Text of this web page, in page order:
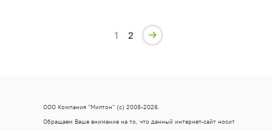
1 2
ООО Компания "Милтон" (с) 2008-2026.
Обращаем Ваше внимание на то, что данный интернет-сайт носит